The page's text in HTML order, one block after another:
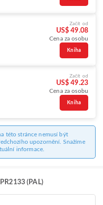
Začít od
US$ 49.08
Cena za osobu
Kniha
Začít od
US$ 49.23
Cena za osobu
Kniha
této stránce nemusí být
upozornění. Snažíme
informace.
(PAL)